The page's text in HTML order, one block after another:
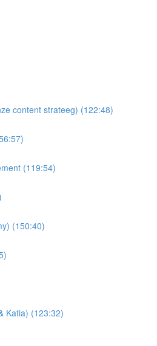
content strateeg) (122:48)
(119:54)
(150:40)
Katia) (123:32)